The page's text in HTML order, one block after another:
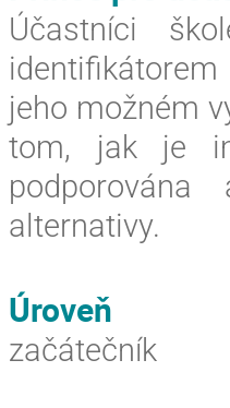
Účastníci
jeho možném
tom, jak je
alternativy.
Úroveň
začátečník